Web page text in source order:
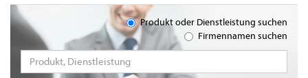
Produkt oder Dienstleistung suchen
Firmennamen suchen